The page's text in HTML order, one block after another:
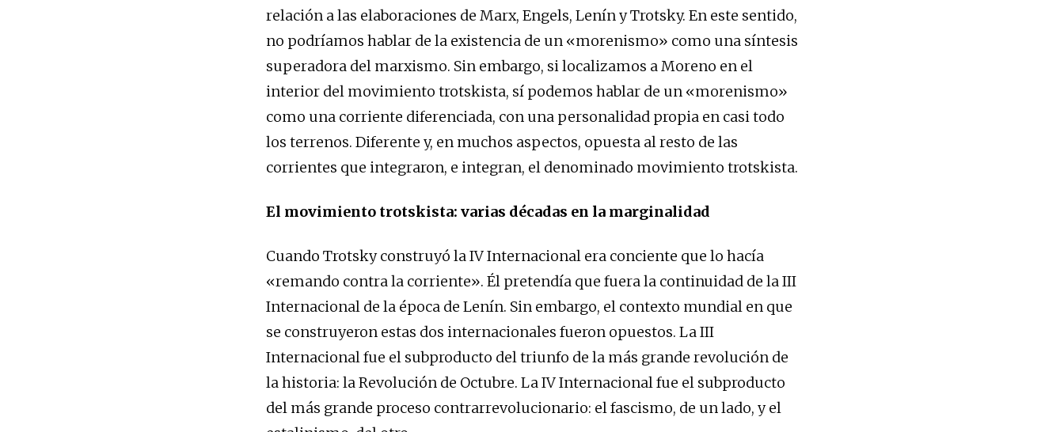
relación a las elaboraciones de Marx, Engels, Lenín y Trotsky. En este sentido,
no podríamos hablar de la existencia de un «morenismo» como una síntesis
superadora del marxismo. Sin embargo, si localizamos a Moreno en el
interior del movimiento trotskista, sí podemos hablar de un «morenismo»
como una corriente diferenciada, con una personalidad propia en casi todo
los terrenos. Diferente y, en muchos aspectos, opuesta al resto de las
corrientes que integraron, e integran, el denominado movimiento trotskista.
El movimiento trotskista: varias décadas en la marginalidad
Cuando Trotsky construyó la IV Internacional era conciente que lo hacía
«remando contra la corriente». Él pretendía que fuera la continuidad de la III
Internacional de la época de Lenín. Sin embargo, el contexto mundial en que
se construyeron estas dos internacionales fueron opuestos. La III
Internacional fue el subproducto del triunfo de la más grande revolución de
la historia: la Revolución de Octubre. La IV Internacional fue el subproducto
del más grande proceso contrarrevolucionario: el fascismo, de un lado, y el